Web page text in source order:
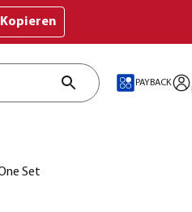
Kopieren
PAYBACK
Set